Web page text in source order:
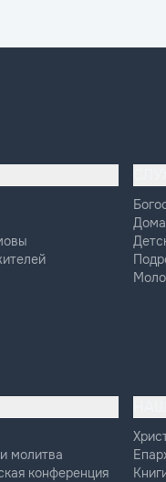
молитва
конференция